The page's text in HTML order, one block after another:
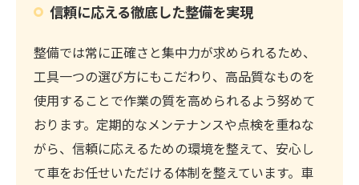
信頼に応える徹底した整備を実現
整備では常に正確さと集中力が求められるため、
工具一つの選び方にもこだわり、高品質なものを
使用することで作業の質を高められるよう努めて
おります。定期的なメンテナンスや点検を重ねな
がら、信頼に応えるための環境を整えて、安心し
て車をお任せいただける体制を整えています。車